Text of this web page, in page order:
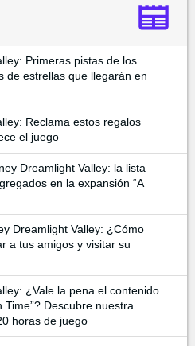
Primeras pistas de los
de estrellas que llegarán en
Reclama estos regalos
el juego
Dreamlight Valley: la lista
en la expansión “A
Dreamlight Valley: ¿Cómo
a tus amigos y visitar su
¿Vale la pena el contenido
Time”? Descubre nuestra
horas de juego